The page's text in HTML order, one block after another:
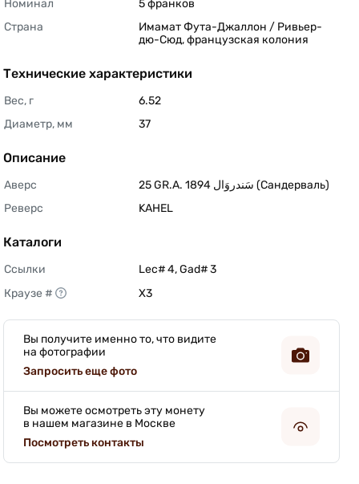
Номинал
5 франков
Страна
Имамат Фута-Джаллон / Ривьер-
дю-Сюд, французская колония
Технические характеристики
Вес, г
6.52
Диаметр, мм
37
Описание
Аверс
25 GR.A. سَندروَال 1894 (Сандерваль)
Реверс
KAHEL
Каталоги
Ссылки
Lec# 4, Gad# 3
Краузе #
X3
Вы получите именно то, что видите
на фотографии
Запросить еще фото
Вы можете осмотреть эту монету
в нашем магазине в Москве
Посмотреть контакты